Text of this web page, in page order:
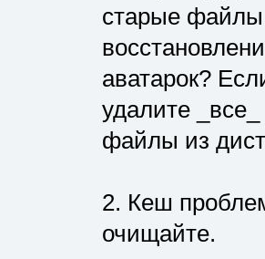
старые
аватарок?
удалите
файлы из
2. Кеш
очищайте.